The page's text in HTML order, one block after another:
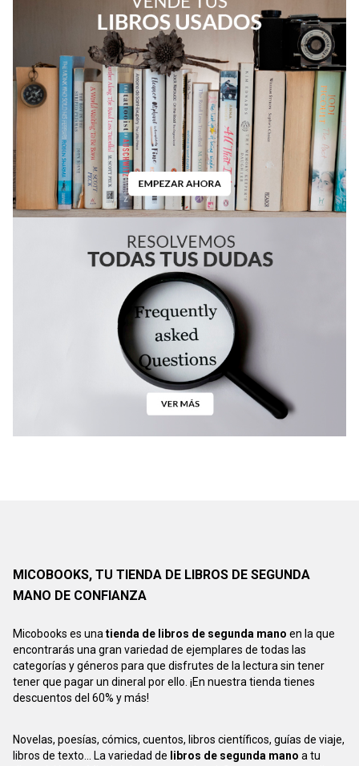
MICOBOOKS, TU TIENDA DE LIBROS DE SEGUNDA
MANO DE CONFIANZA
Micobooks es unatienda de libros de segunda mano en la que
encontrarás una gran variedad de ejemplares de todas las
categorías y géneros para que disfrutes de la lectura sin tener
tener que pagar un dineral por ello. ¡En nuestra tienda tienes
descuentos del 60% y más!
Novelas, poesías, cómics, cuentos, libros científicos, guías de viaje,
libros de texto... La variedad de libros de segunda mano a tu